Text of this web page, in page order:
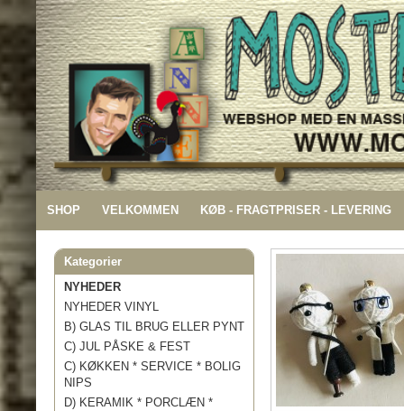
SHOP VELKOMMEN KØB - FRAGTPRISER - LEVERING
Kategorier
NYHEDER
NYHEDER VINYL
B) GLAS TIL BRUG ELLER PYNT
C) JUL PÅSKE & FEST
C) KØKKEN * SERVICE * BOLIG
NIPS
D) KERAMIK * PORCLÆN *